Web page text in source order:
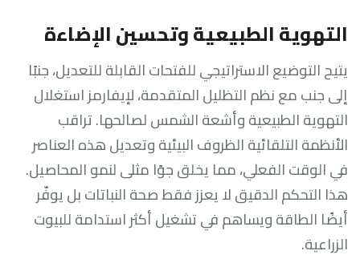
التهوية الطبيعية وتحسين الإضاءة
يتيح التوضيع الاستراتيجي للفتحات القابلة للتعديل، جنبًا
إلى جنب مع نظم التظليل المتقدمة، لإيفارمز استغلال
التهوية الطبيعية وأشعة الشمس لصالحها. تراقب
الأنظمة التلقائية الظروف البيئية وتعديل هذه العناصر
في الوقت الفعلي، مما يخلق جوًا مثلى لنمو المحاصيل.
هذا التحكم الدقيق لا يعزز فقط صحة النباتات بل يوفّر
أيضًا الطاقة ويساهم في تشغيل أكثر استدامة للبيوت
الزراعية.